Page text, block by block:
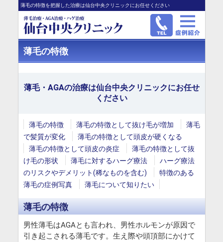
薄毛の特徴を把握した治療は仙台中央クリニックにお任せください
薄毛の特徴
薄毛・AGAの治療は仙台中央クリニックにお任せ
ください
薄毛の特徴 薄毛の特徴として抜け毛が増加
薄毛
で髪質が変化
薄毛の特徴として頭皮が硬くなる
薄毛の特徴として頭皮の炎症
薄毛の特徴として抜
け毛の形状
薄毛に対するハーグ療法
ハーグ療法
のリスクやデメリット(稀なものを含む)
特徴のある
薄毛の症例写真
薄毛について知りたい
薄毛の特徴
男性薄毛はAGAとも言われ、男性ホルモンが原因で
引き起こされる薄毛です。生え際や頭頂部にかけて